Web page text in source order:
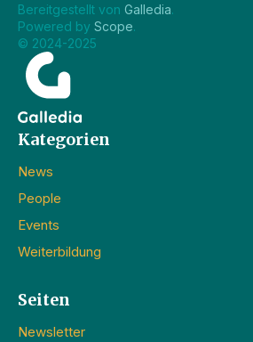
Bereitgestellt von Galledia.
Powered by Scope.
© 2024-2025
Kategorien
News
People
Events
Weiterbildung
Seiten
Newsletter